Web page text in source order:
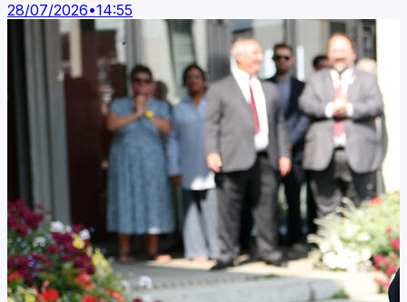
28/07/2026•14:55